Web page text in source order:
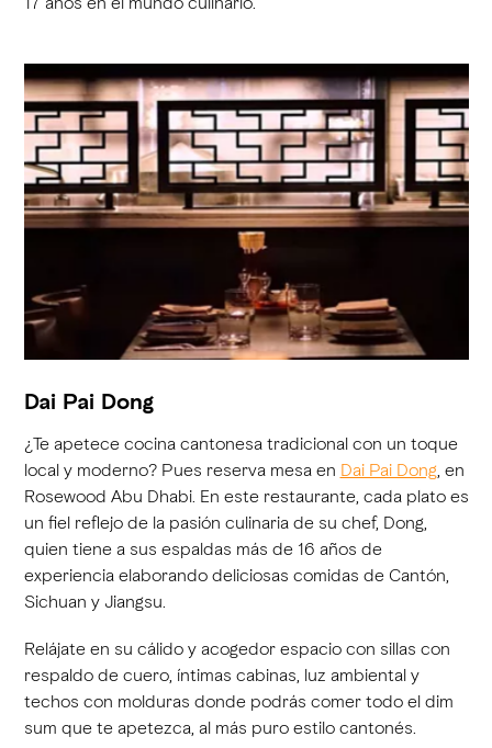
Dai Pai Dong
¿Te apetece cocina cantonesa tradicional con un toque
local y moderno? Pues reserva mesa en Dai Pai Dong, en
Rosewood Abu Dhabi. En este restaurante, cada plato es
un fiel reflejo de la pasión culinaria de su chef, Dong,
quien tiene a sus espaldas más de 16 años de
experiencia elaborando deliciosas comidas de Cantón,
Sichuan y Jiangsu.
Relájate en su cálido y acogedor espacio con sillas con
respaldo de cuero, íntimas cabinas, luz ambiental y
techos con molduras donde podrás comer todo el dim
sum que te apetezca, al más puro estilo cantonés.